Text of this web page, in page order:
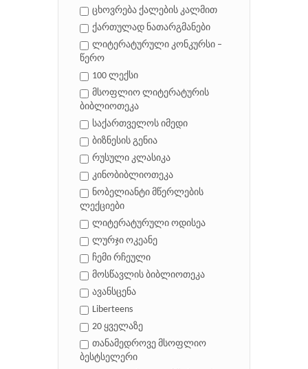
ცხოვრება ქალების კალმით
ქართულად ნათარგმანები
ლიტერატურული კონკურსი –
წერო
100 ლექსი
მსოფლიო ლიტერატურის
ბიბლიოთეკა
საქართველოს იმედი
ბიზნესის გენია
რუსული კლასიკა
კინობიბლიოთეკა
ნობელიანტი მწერლების
ლექციები
ლიტერატურული ოდისეა
ლურჯი ოკეანე
ჩემი რჩეული
მოსწავლის ბიბლიოთეკა
ავანსცენა
Liberteens
20 ყველაზე
თანამედროვე მსოფლიო
ბესტსელერი